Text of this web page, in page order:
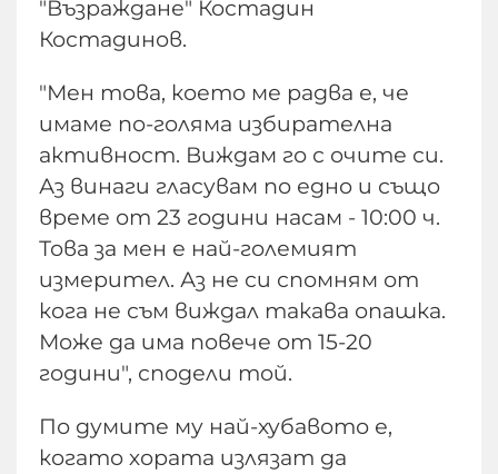
"Възраждане" Костадин
Костадинов.
"Мен това, което ме радва е, че
имаме по-голяма избирателна
активност. Виждам го с очите си.
Аз винаги гласувам по едно и също
време от 23 години насам - 10:00 ч.
Това за мен е най-големият
измерител. Аз не си спомням от
кога не съм виждал такава опашка.
Може да има повече от 15-20
години", сподели той.
По думите му най-хубавото е,
когато хората излязат да